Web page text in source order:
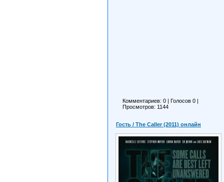
Комментариев: 0 | Голосов 0 |
Просмотров: 1144
Гость / The Caller (2011) онлайн